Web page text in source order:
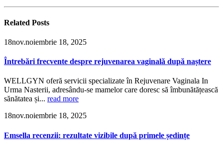
Related Posts
18nov.noiembrie 18, 2025
Întrebări frecvente despre rejuvenarea vaginală după naștere
WELLGYN oferă servicii specializate în Rejuvenare Vaginala In
Urma Nasterii, adresându-se mamelor care doresc să îmbunătățească
sănătatea și... read more
18nov.noiembrie 18, 2025
Emsella recenzii: rezultate vizibile după primele ședințe